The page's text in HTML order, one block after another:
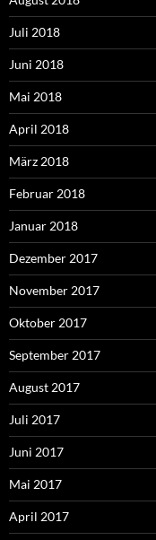
Juli 2018
Juni 2018
Mai 2018
April 2018
März 2018
Februar 2018
Januar 2018
Dezember 2017
November 2017
Oktober 2017
September 2017
August 2017
Juli 2017
Juni 2017
Mai 2017
April 2017